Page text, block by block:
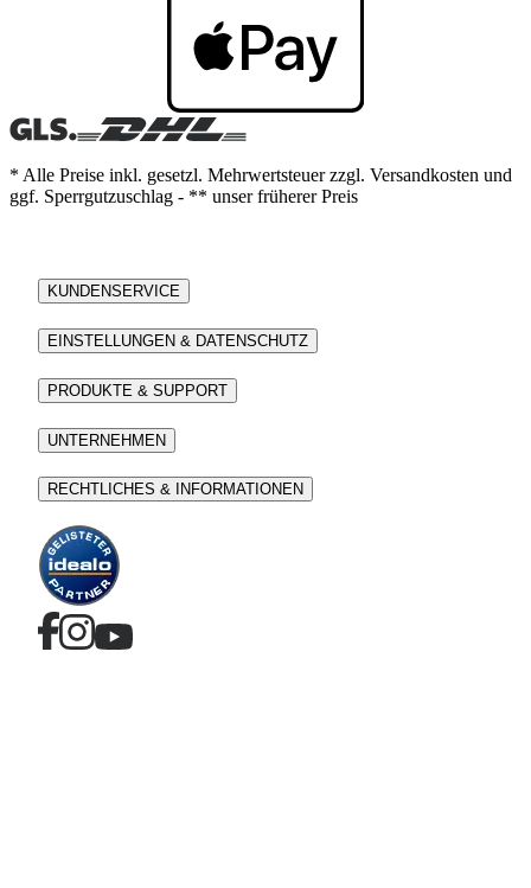
* Alle Preise inkl. gesetzl. Mehrwertsteuer zzgl. Versandkosten und
ggf. Sperrgutzuschlag - ** unser früherer Preis
KUNDENSERVICE
EINSTELLUNGEN & DATENSCHUTZ
PRODUKTE & SUPPORT
UNTERNEHMEN
RECHTLICHES & INFORMATIONEN